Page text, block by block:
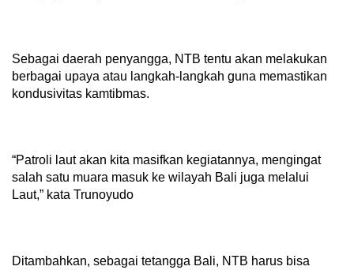
Sebagai daerah penyangga, NTB tentu akan melakukan
berbagai upaya atau langkah-langkah guna memastikan
kondusivitas kamtibmas.
“Patroli laut akan kita masifkan kegiatannya, mengingat
salah satu muara masuk ke wilayah Bali juga melalui
Laut,” kata Trunoyudo
Ditambahkan, sebagai tetangga Bali, NTB harus bisa